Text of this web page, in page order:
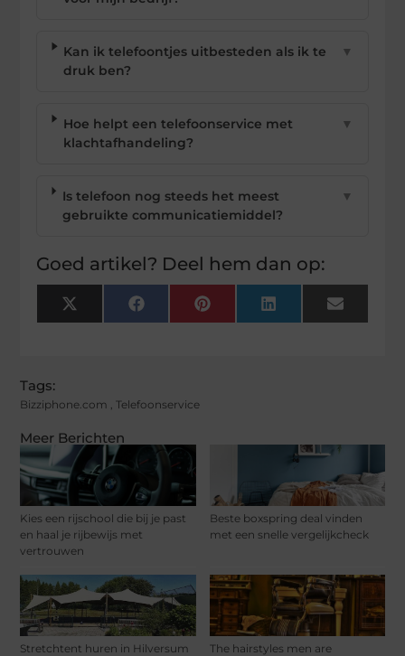
Meer Berichten
Kies een rijschool die bij je past
en haal je rijbewijs met
vertrouwen
Beste boxspring deal vinden
met een snelle vergelijkcheck
Stretchtent huren in Hilversum
The hairstyles men are
Kan ik telefoontjes uitbesteden als ik te
druk ben?
▼
Hoe helpt een telefoonservice met
klachtafhandeling?
▼
Is telefoon nog steeds het meest
gebruikte communicatiemiddel?
▼
Goed artikel? Deel hem dan op:
X
(Twitter)
FacebookPinterest LinkedIn Email
Tags:
Bizziphone.com Telefoonservice